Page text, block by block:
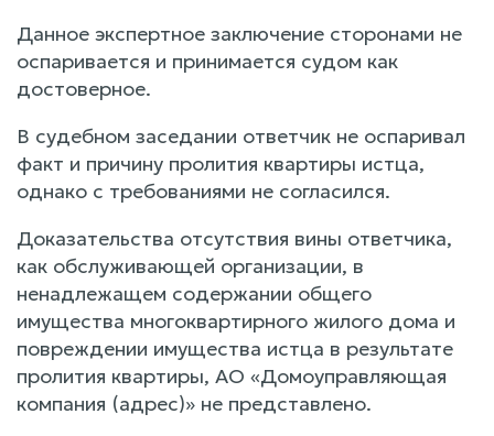
Данное экспертное заключение сторонами не
оспаривается и принимается судом как
достоверное.
В судебном заседании ответчик не оспаривал
факт и причину пролития квартиры истца,
однако с требованиями не согласился.
Доказательства отсутствия вины ответчика,
как обслуживающей организации, в
ненадлежащем содержании общего
имущества многоквартирного жилого дома и
повреждении имущества истца в результате
пролития квартиры, АО «Домоуправляющая
компания (адрес)» не представлено.